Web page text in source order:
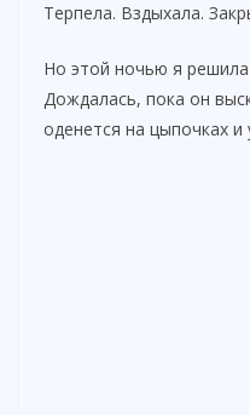
Терпела. Вздыхала.
Но этой ночью я
Дождалась, пока он
оденется на цыпочках